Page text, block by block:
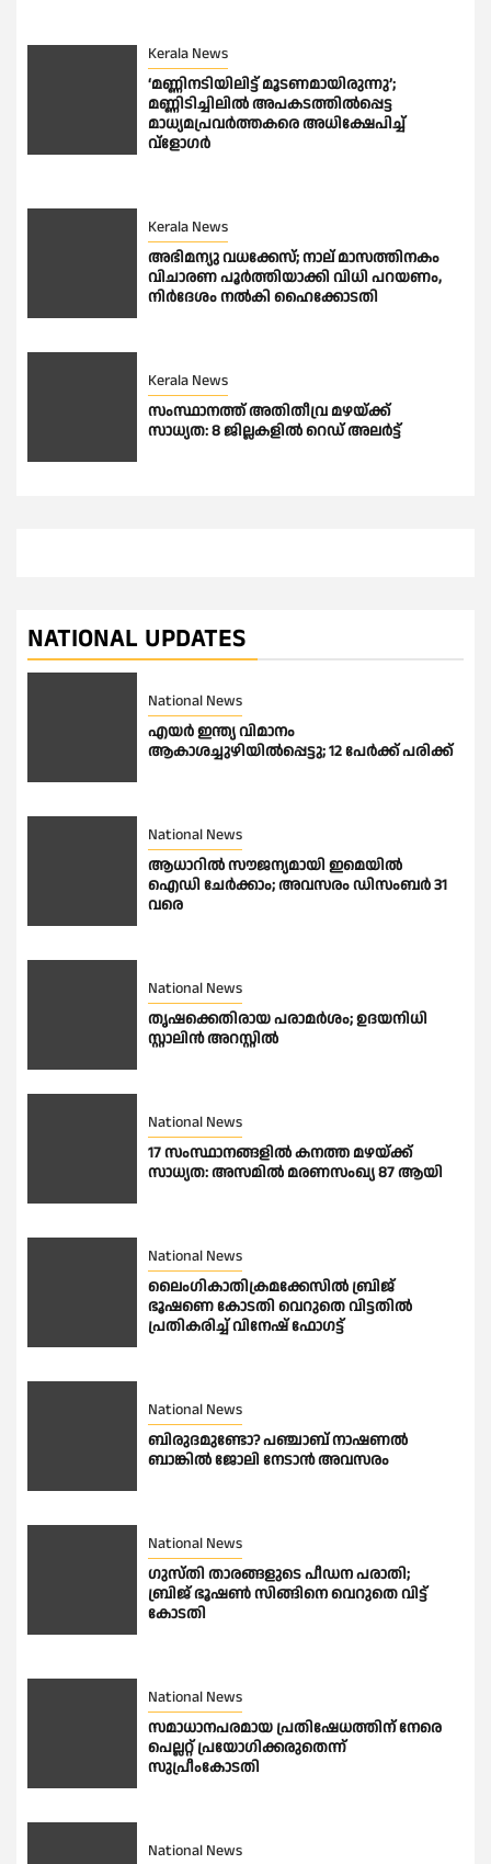
Kerala News
‘മണ്ണിനടിയിലിട്ട് മൂടണമായിരുന്നു’;
മണ്ണിടിച്ചിലിൽ അപകടത്തില്‍പ്പെട്ട
മാധ്യമപ്രവർത്തകരെ അധിക്ഷേപിച്ച്
വ്ളോഗർ
Kerala News
അഭിമന്യു വധക്കേസ്; നാല് മാസത്തിനകം
വിചാരണ പൂര്‍ത്തിയാക്കി വിധി പറയണം,
നിര്‍ദേശം നല്‍കി ഹൈക്കോടതി
Kerala News
സംസ്ഥാനത്ത് അതിതീവ്ര മഴയ്ക്ക്
സാധ്യത: 8 ജില്ലകളിൽ റെഡ് അലർട്ട്
NATIONAL UPDATES
National News
എയർ ഇന്ത്യ വിമാനം
ആകാശച്ചുഴിയിൽപ്പെട്ടു; 12 പേർക്ക് പരിക്ക്
National News
ആധാറിൽ സൗജന്യമായി ഇമെയില്‍
ഐഡി ചേര്‍ക്കാം; അവസരം ഡിസംബര്‍ 31
വരെ
National News
തൃഷക്കെതിരായ പരാമർശം; ഉദയനിധി
സ്റ്റാലിൻ അറസ്റ്റിൽ
National News
17 സംസ്ഥാനങ്ങളിൽ കനത്ത മഴയ്ക്ക്
സാധ്യത: അസമിൽ മരണസംഖ്യ 87 ആയി
National News
ലൈംഗികാതിക്രമക്കേസിൽ ബ്രിജ്
ഭൂഷണെ കോടതി വെറുതെ വിട്ടതിൽ
പ്രതികരിച്ച് വിനേഷ് ഫോഗട്ട്
National News
ബിരുദമുണ്ടോ? പഞ്ചാബ് നാഷണൽ
ബാങ്കിൽ ജോലി നേടാൻ അവസരം
National News
ഗുസ്തി താരങ്ങളുടെ പീഡന പരാതി;
ബ്രിജ് ഭൂഷണ്‍ സിങ്ങിനെ വെറുതെ വിട്ട്
കോടതി
National News
സമാധാനപരമായ പ്രതിഷേധത്തിന് നേരെ
പെല്ലറ്റ് പ്രയോഗിക്കരുതെന്ന്
സുപ്രീംകോടതി
National News